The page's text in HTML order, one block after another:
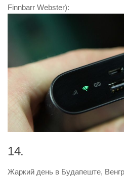
Finnbarr Webster):
14.
Жаркий день в Будапеште,